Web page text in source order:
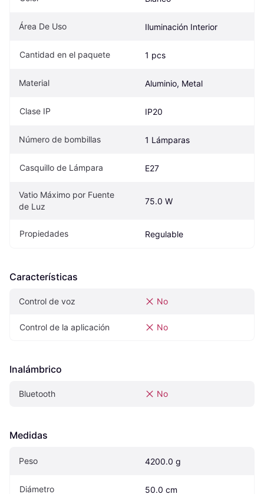
Área De Uso Iluminación Interior
Cantidad en el paquete 1 pcs
Material Aluminio, Metal
Clase IP IP20
Número de bombillas 1 Lámparas
Casquillo de Lámpara E27
Vatio Máximo por Fuente
de Luz
75.0 W
Propiedades Regulable
Características
Control de voz No
Control de la aplicación No
Inalámbrico
Bluetooth No
Medidas
Peso 4200.0 g
Diámetro 50.0 cm